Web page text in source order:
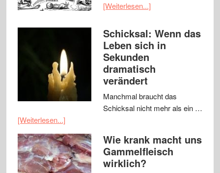
[Weiterlesen...]
Schicksal: Wenn das
Leben sich in
Sekunden
dramatisch
verändert
Manchmal braucht das
Schicksal nicht mehr als ein …
[Weiterlesen...]
Wie krank macht uns
Gammelfleisch
wirklich?